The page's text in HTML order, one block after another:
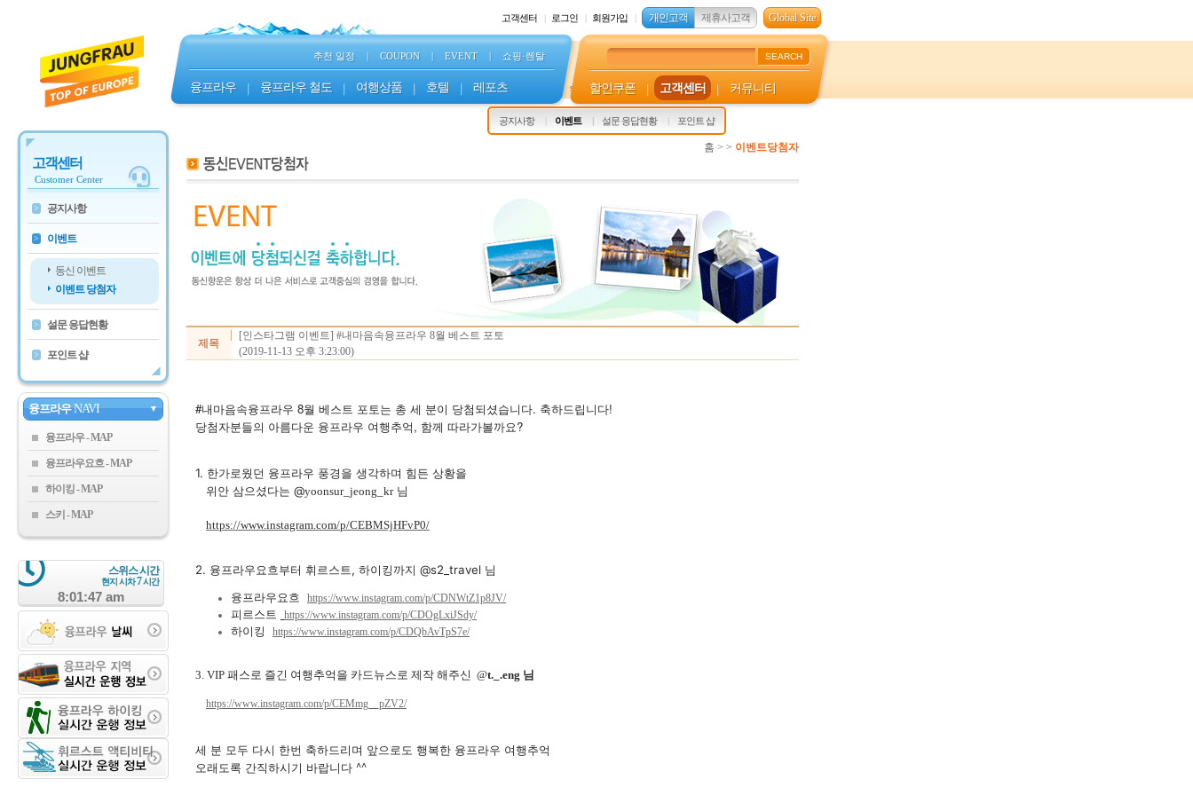
고객센터 로그인 회원가입 개인고객 제휴사고객 Global Site
추천 일정 | COUPON | EVENT | 쇼핑·렌탈
융프라우 융프라우 철도 여행상품 호텔 레포츠 s
SEARCH
할인쿠폰 | 고객센터 | 커뮤니티
공지사항 이벤트 설문 응답현황 포인트 샵
고객센터
Customer Center
> 공지사항
> 이벤트
동신 이벤트
이벤트 당첨자
> 설문 응답현황
> 포인트 샵
융프라우 NAVI ▼
융프라우
융프라우요흐
하이킹
스키
스위스 시간
현지 시차7시간
8:01:48 am
홈 > > 이벤트당첨자
제목
[인스타그램 이벤트] #내마음속융프라우 8월 베스트 포토
(2019-11-13 오후 3:23:00)
#내마음속융프라우 8월 베스트 포토는 총 세 분이 당첨되셨습니다. 축하드립니다!
당첨자분들의 아름다운 융프라우 여행추억, 함께 따라가볼까요?
1. 한가로웠던 융프라우 풍경을 생각하며 힘든 상황을
위안 삼으셨다는 @yoonsur_jeong_kr 님
https://www.instagram.com/p/CEBMSjHFvP0/
2. 융프라우요흐부터 휘르스트, 하이킹까지 @s2_travel 님
융프라우요흐 https://www.instagram.com/p/CDNWtZ1p8JV/
피르스트 https://www.instagram.com/p/CDOgLxiJSdy/
하이킹 https://www.instagram.com/p/CDQbAvTpS7e/
3. VIP 패스로 즐긴 여행추억을 카드뉴스로 제작 해주신 @t._.eng 님
https://www.instagram.com/p/CEMmg__pZV2/
세 분 모두 다시 한번 축하드리며 앞으로도 행복한 융프라우 여행추억
오래도록 간직하시기 바랍니다 ^^